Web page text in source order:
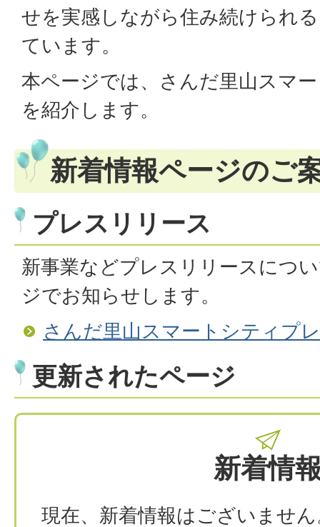
せを実感しながら住み続けられ
ています。
本ページでは、さんだ里山スマ
を紹介します。
新着情報ページのご
プレスリリース
新事業などプレスリリースにつ
ジでお知らせします。
さんだ里山スマートシティプ
更新されたページ
新着情
現在、新着情報はございませ